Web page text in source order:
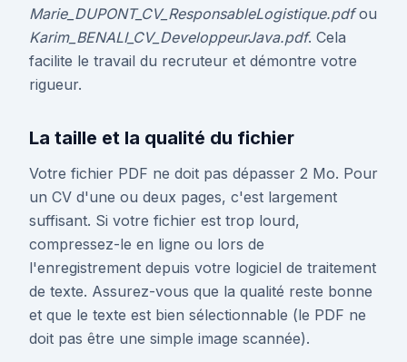
Marie_DUPONT_CV_ResponsableLogistique.pdfou
Karim_BENALI_CV_DeveloppeurJava.pdf. Cela
facilite le travail du recruteur et démontre votre
rigueur.
La taille et la qualité du fichier
Votre fichier PDF ne doit pas dépasser 2 Mo. Pour
un CV d'une ou deux pages, c'est largement
suffisant. Si votre fichier est trop lourd,
compressez-le en ligne ou lors de
l'enregistrement depuis votre logiciel de traitement
de texte. Assurez-vous que la qualité reste bonne
et que le texte est bien sélectionnable (le PDF ne
doit pas être une simple image scannée).